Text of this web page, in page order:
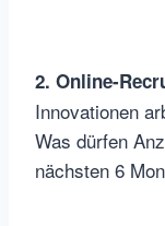
2. Online-
Innovationen
Was dürfen
nächsten 6